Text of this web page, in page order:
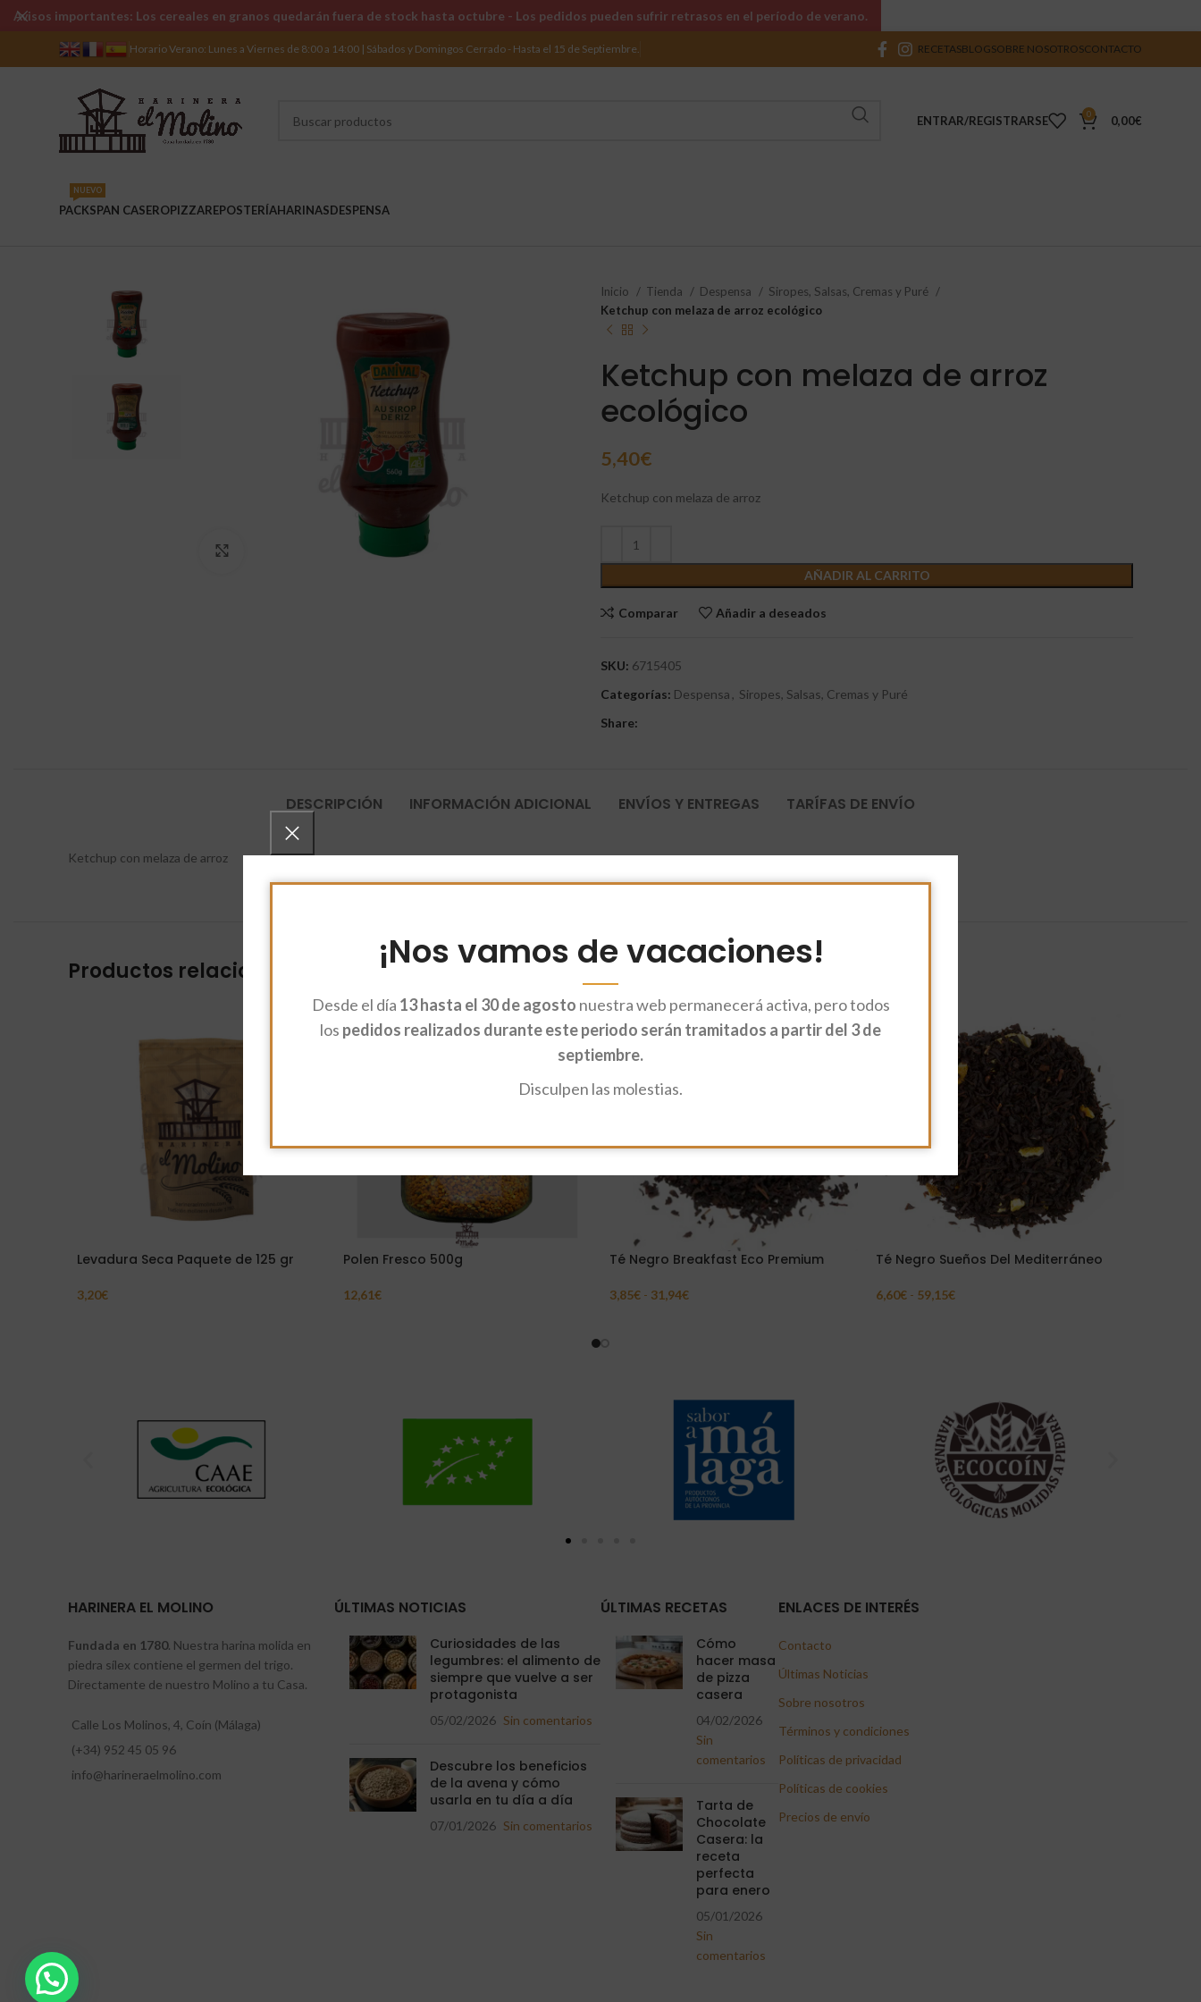
¡Nos vamos de vacaciones!
Desde el día 13 hasta el 30 de agosto nuestra web permanecerá activa, pero todos
los pedidos realizados durante este periodo serán tramitados a partir del 3 de
septiembre.
Disculpen las molestias.
Horario Verano: Lunes a Viernes de 8:00 a 14:00 | Sábados y Domingos Cerrado - Hasta el 15 de Septiembre. RECETASBLOGSOBRE NOSOTROSCONTACTO
ENTRAR/REGISTRARSE 0 0,00€
PACKS
NUEVO
PAN CASEROPIZZAREPOSTERÍAHARINASDESPENSA
Inicio Tienda Despensa
Siropes, Salsas, Cremas y Puré
Ketchup con melaza de arroz ecológico
Ketchup con melaza de arroz
ecológico
5,40€
Ketchup con melaza de arroz
AÑADIR AL CARRITO
Comparar Añadir a deseados
SKU: 6715405
Categorías: Despensa , Siropes, Salsas, Cremas y Puré
Share:
DESCRIPCIÓN INFORMACIÓN ADICIONAL ENVÍOS Y ENTREGAS TARÍFAS DE ENVÍO
Ketchup con melaza de arroz
Productos relacionados
Levadura Seca Paquete de 125 gr
3,20€
Polen Fresco 500g
12,61€
Té Negro Breakfast Eco Premium
3,85€ - 31,94€
Té Negro Sueños Del Mediterráneo
6,60€ - 59,15€
HARINERA EL MOLINO
Fundada en 1780. Nuestra harina molida en
piedra sílex contiene el germen del trigo.
Directamente de nuestro Molino a tu Casa.
Calle Los Molinos, 4, Coín (Málaga)
(+34) 952 45 05 96
info@harineraelmolino.com
ÚLTIMAS NOTICIAS
Curiosidades de las
legumbres: el alimento de
siempre que vuelve a ser
protagonista
05/02/2026 Sin comentarios
Descubre los beneficios
de la avena y cómo
usarla en tu día a día
07/01/2026 Sin comentarios
ÚLTIMAS RECETAS
Cómo
hacer masa
de pizza
casera
04/02/2026
Sin
comentarios
Tarta de
Chocolate
Casera: la
receta
perfecta
para enero
05/01/2026
Sin
comentarios
ENLACES DE INTERÉS
Contacto
Últimas Noticias
Sobre nosotros
Términos y condiciones
Políticas de privacidad
Políticas de cookies
Precios de envío
Avisos importantes: Los cereales en granos quedarán fuera de stock hasta octubre - Los pedidos pueden sufrir retrasos en el período de verano.